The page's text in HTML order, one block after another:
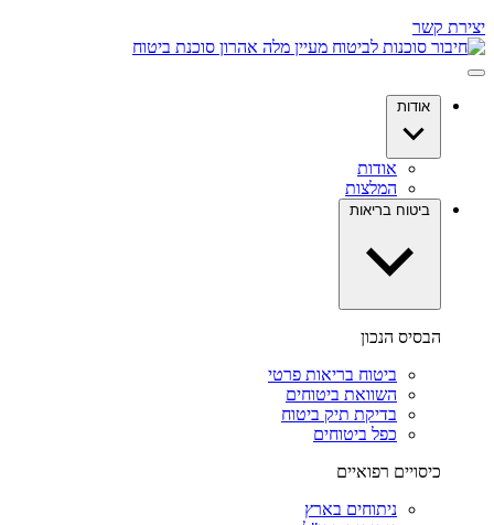
יצירת קשר
אודות
אודות
המלצות
ביטוח בריאות
הבסיס הנכון
ביטוח בריאות פרטי
השוואת ביטוחים
בדיקת תיק ביטוח
כפל ביטוחים
כיסויים רפואיים
ניתוחים בארץ